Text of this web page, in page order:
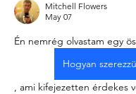
Mitchell Flowers
May 07
Én nemrég olvastam egy
Hogyan
, ami kifejezetten érdekes